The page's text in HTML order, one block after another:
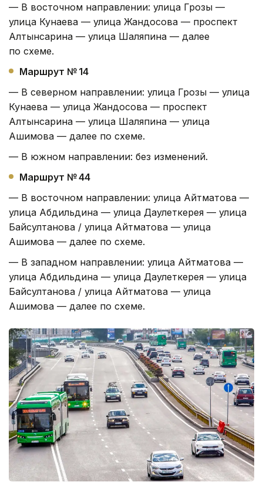
— В восточном направлении: улица Грозы —
улица Кунаева — улица Жандосова — проспект
Алтынсарина — улица Шаляпина — далее
по схеме.
Маршрут № 14
— В северном направлении: улица Грозы — улица
Кунаева — улица Жандосова — проспект
Алтынсарина — улица Шаляпина — улица
Ашимова — далее по схеме.
— В южном направлении: без изменений.
Маршрут № 44
— В восточном направлении: улица Айтматова —
улица Абдильдина — улица Даулеткерея — улица
Байсултанова / улица Айтматова — улица
Ашимова — далее по схеме.
— В западном направлении: улица Айтматова —
улица Абдильдина — улица Даулеткерея — улица
Байсултанова / улица Айтматова — улица
Ашимова — далее по схеме.